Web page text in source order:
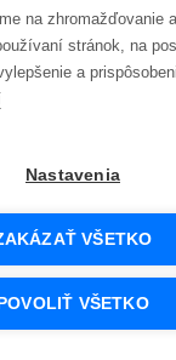
s niečím
Obchodné
na zhromažďovanie
stránok, na
a
Nastavenia
VŠETKO
POVOLIŤ VŠETKO